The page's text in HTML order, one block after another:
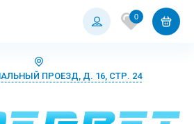
0
ПРОЕЗД, Д. 16, СТР. 24